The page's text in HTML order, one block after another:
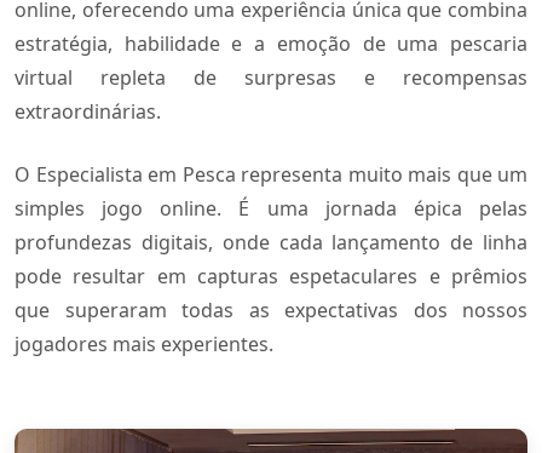
online, oferecendo uma experiência única que combina
estratégia, habilidade e a emoção de uma pescaria
virtual repleta de surpresas e recompensas
extraordinárias.
O Especialista em Pesca representa muito mais que um
simples jogo online. É uma jornada épica pelas
profundezas digitais, onde cada lançamento de linha
pode resultar em capturas espetaculares e prêmios
que superaram todas as expectativas dos nossos
jogadores mais experientes.